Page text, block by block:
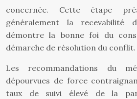
concernée. Cette étape
généralement la recevabilité
démontre la bonne foi du
démarche de résolution du conflit.
Les recommandations du
dépourvues de force
taux de suivi élevé de la